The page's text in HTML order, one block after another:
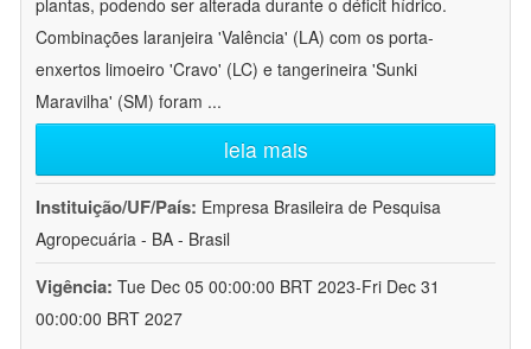
plantas, podendo ser alterada durante o déficit hídrico.
Combinações laranjeira 'Valência' (LA) com os porta-
enxertos limoeiro 'Cravo' (LC) e tangerineira 'Sunki
Maravilha' (SM) foram ...
leia mais
Instituição/UF/País: Empresa Brasileira de Pesquisa
Agropecuária - BA - Brasil
Vigência: Tue Dec 05 00:00:00 BRT 2023-Fri Dec 31
00:00:00 BRT 2027